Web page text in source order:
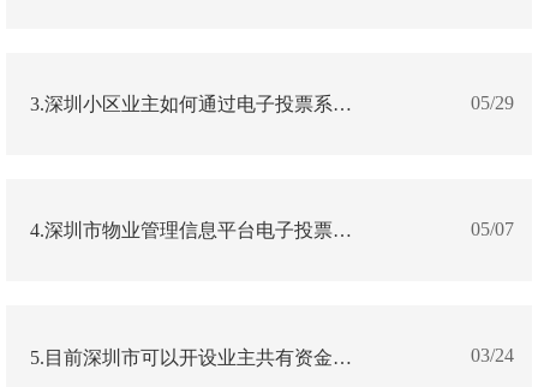
3.深圳小区业主如何通过电子投票系统参与线上投票？ 05/29
4.深圳市物业管理信息平台电子投票系统的默认从众投票规则是怎样的？ 05/07
5.目前深圳市可以开设业主共有资金账户的数据共享银行有哪些？ 03/24